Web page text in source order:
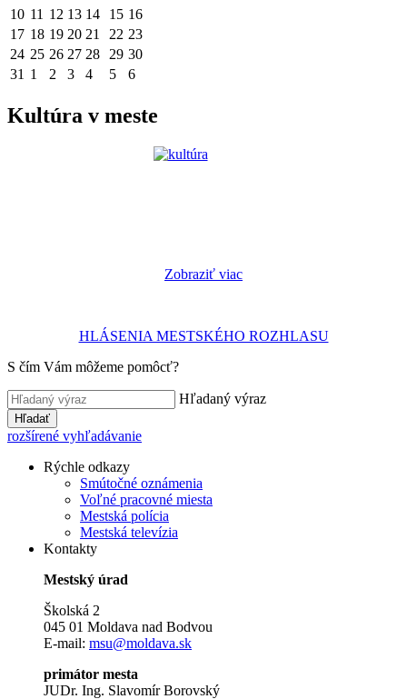
10 11 12 13 14 15 16
17 18 19 20 21 22 23
24 25 26 27 28 29 30
31 1 2 3 4 5 6
Kultúra v meste
Zobraziť viac
HLÁSENIA MESTSKÉHO ROZHLASU
S čím Vám môžeme pomôcť?
Hľadaný výraz
Hľadať
rozšírené vyhľadávanie
Rýchle odkazy
Smútočné oznámenia
Voľné pracovné miesta
Mestská polícia
Mestská televízia
Kontakty
Mestský úrad
Školská 2
045 01 Moldava nad Bodvou
E-mail: msu@moldava.sk
primátor mesta
JUDr. Ing. Slavomír Borovský